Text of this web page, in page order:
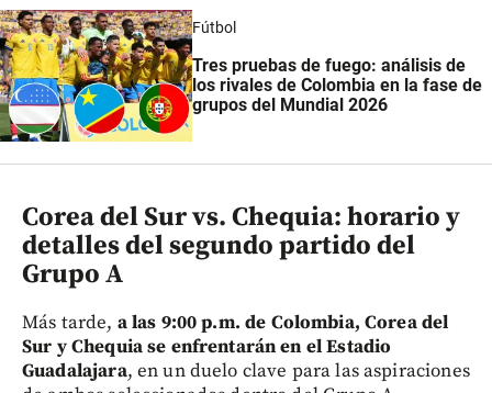
Fútbol
Tres pruebas de fuego: análisis de
los rivales de Colombia en la fase de
grupos del Mundial 2026
Corea del Sur vs. Chequia: horario y
detalles del segundo partido del
Grupo A
Más tarde, a las 9:00 p.m. de Colombia, Corea del
Sur y Chequia se enfrentarán en el Estadio
Guadalajara, en un duelo clave para las aspiraciones